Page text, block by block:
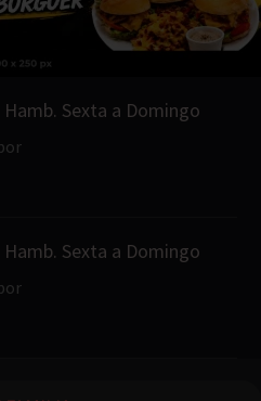
Sexta a Domingo
Sexta a Domingo